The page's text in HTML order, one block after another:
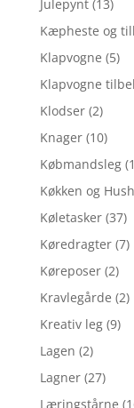
Julepynt (13)
Kæpheste og
Klapvogne (5)
Klapvogne
Klodser (2)
Knager (10)
Købmandsleg
Køkken og
Køletasker (37)
Køredragter (7)
Køreposer (2)
Kravlegårde (2)
Kreativ leg (9)
Lagen (2)
Lagner (27)
Læringstårne